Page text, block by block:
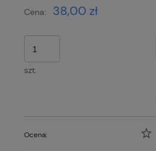
Cena: 38,00 zł
szt.
Ocena: